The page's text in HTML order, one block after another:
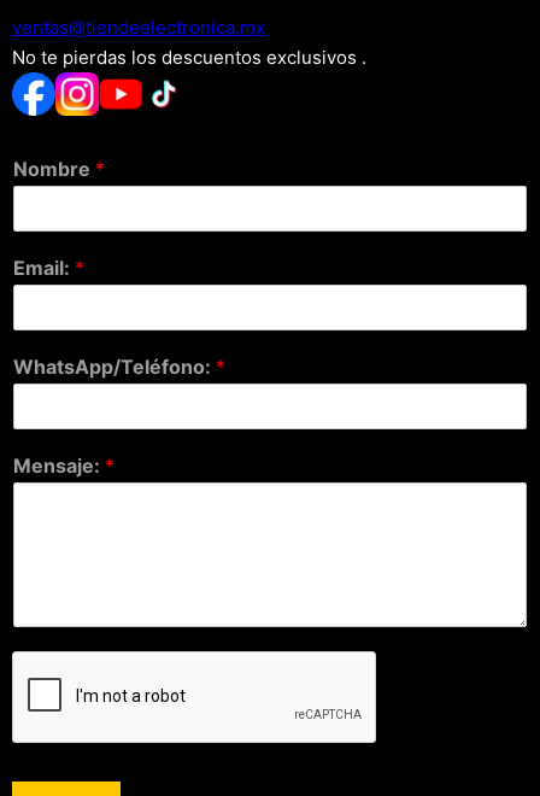
xm.acinortceleedneit@satnev
No te pierdas los descuentos exclusivos .
Nombre *
Email: *
WhatsApp/Teléfono: *
Mensaje: *